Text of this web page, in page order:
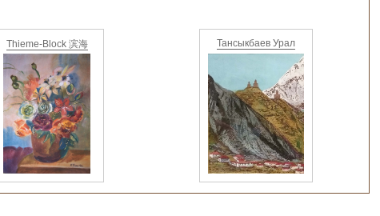
Thieme-Block 滨海 Тансыкбаев Урал